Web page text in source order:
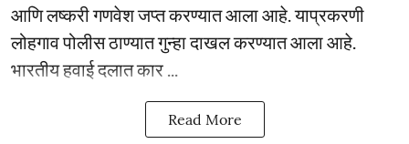
आणि लष्करी गणवेश जप्त करण्यात आला आहे. याप्रकरणी
लोहगाव पोलीस ठाण्यात गुन्हा दाखल करण्यात आला आहे.
भारतीय हवाई दलात कार ...
Read More